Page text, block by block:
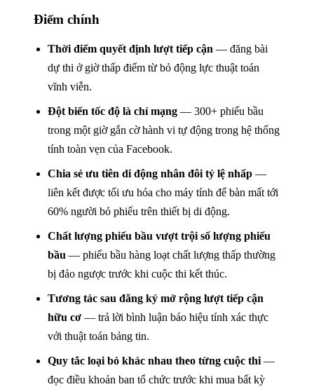
Điểm chính
Thời điểm quyết định lượt tiếp cận — đăng bài
dự thi ở giờ thấp điểm từ bỏ động lực thuật toán
vĩnh viễn.
Đột biến tốc độ là chí mạng — 300+ phiếu bầu
trong một giờ gắn cờ hành vi tự động trong hệ thống
tính toàn vẹn của Facebook.
Chia sẻ ưu tiên di động nhân đôi tỷ lệ nhấp —
liên kết được tối ưu hóa cho máy tính để bàn mất tới
60% người bỏ phiếu trên thiết bị di động.
Chất lượng phiếu bầu vượt trội số lượng phiếu
bầu — phiếu bầu hàng loạt chất lượng thấp thường
bị đảo ngược trước khi cuộc thi kết thúc.
Tương tác sau đăng ký mở rộng lượt tiếp cận
hữu cơ — trả lời bình luận báo hiệu tính xác thực
với thuật toán bảng tin.
Quy tắc loại bỏ khác nhau theo từng cuộc thi —
đọc điều khoản ban tổ chức trước khi mua bất kỳ